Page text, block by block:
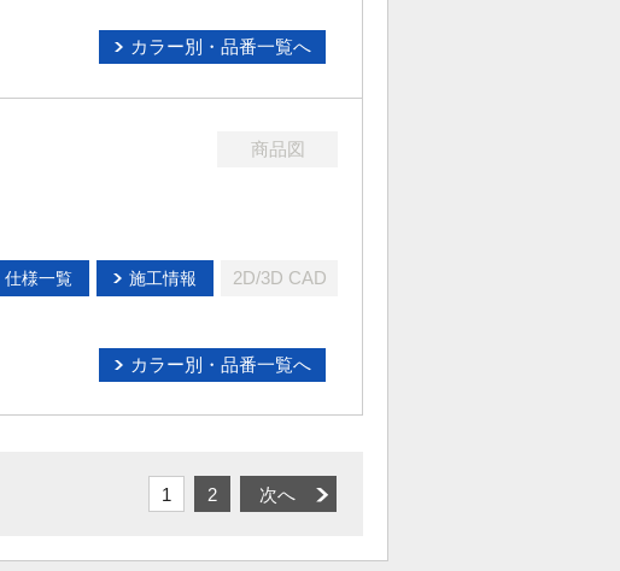
カラー別・品番一覧へ
商品図
仕様一覧 施工情報 2D/3D CAD
カラー別・品番一覧へ
1 2 次へ